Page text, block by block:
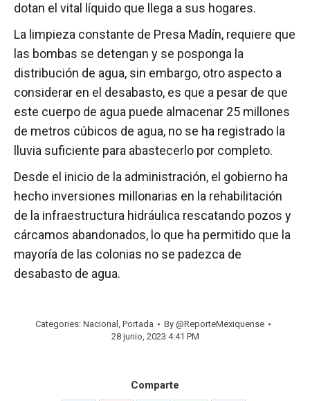
dotan el vital líquido que llega a sus hogares.
La limpieza constante de Presa Madín, requiere que
las bombas se detengan y se posponga la
distribución de agua, sin embargo, otro aspecto a
considerar en el desabasto, es que a pesar de que
este cuerpo de agua puede almacenar 25 millones
de metros cúbicos de agua, no se ha registrado la
lluvia suficiente para abastecerlo por completo.
Desde el inicio de la administración, el gobierno ha
hecho inversiones millonarias en la rehabilitación
de la infraestructura hidráulica rescatando pozos y
cárcamos abandonados, lo que ha permitido que la
mayoría de las colonias no se padezca de
desabasto de agua.
Categories: Nacional , Portada By @ReporteMexiquense
28 junio, 2023 4:41 PM
Comparte